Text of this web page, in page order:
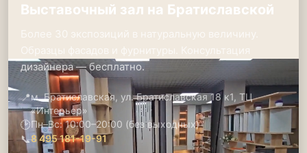
Выставочный зал на Братиславской
Более 30 экспозиций в натуральную величину.
Образцы фасадов и фурнитуры. Консультация
дизайнера — бесплатно.
📍м. Братиславская, ул. Братиславская 18 к1, ТЦ
«Интерьер»
🕑Пн–Вс: 10:00–20:00 (без выходных)
📞8 495 181-19-91